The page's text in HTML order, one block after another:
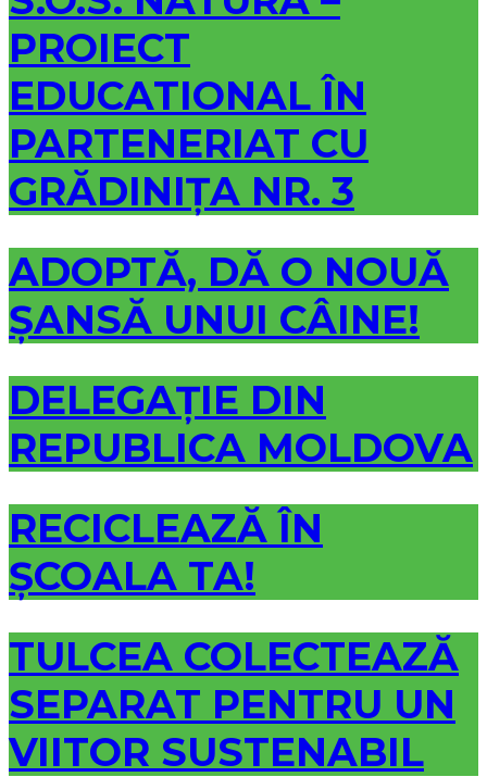
PROIECT
EDUCATIONAL ÎN
PARTENERIAT CU
GRĂDINIȚA NR. 3
ADOPTĂ, DĂ O NOUĂ
ȘANSĂ UNUI CÂINE!
DELEGAȚIE DIN
REPUBLICA MOLDOVA
RECICLEAZĂ ÎN
ȘCOALA TA!
TULCEA COLECTEAZĂ
SEPARAT PENTRU UN
VIITOR SUSTENABIL